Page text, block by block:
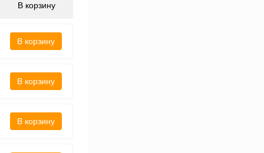
В корзину
В корзину
В корзину
В корзину